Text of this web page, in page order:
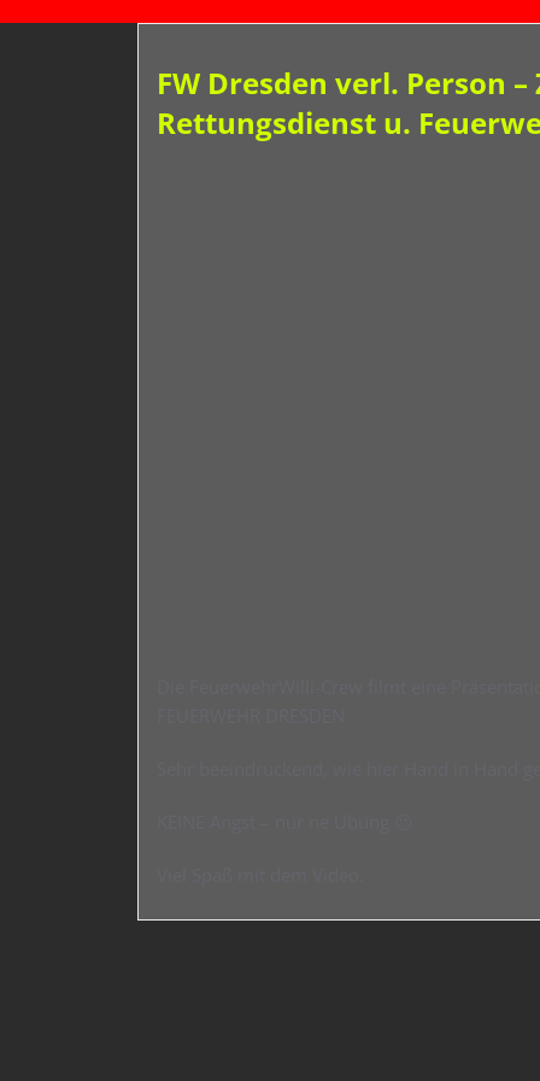
FW Dresden verl. Person
Rettungsdienst u.